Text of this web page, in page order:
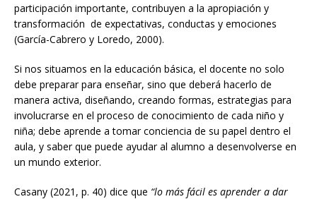
participación importante, contribuyen a la apropiación y
transformación de expectativas, conductas y emociones
(García-Cabrero y Loredo, 2000).
Si nos situamos en la educación básica, el docente no solo
debe preparar para enseñar, sino que deberá hacerlo de
manera activa, diseñando, creando formas, estrategias para
involucrarse en el proceso de conocimiento de cada niño y
niña; debe aprende a tomar conciencia de su papel dentro el
aula, y saber que puede ayudar al alumno a desenvolverse en
un mundo exterior.
Casany (2021, p. 40) dice que “lo más fácil es aprender a dar